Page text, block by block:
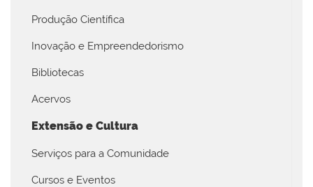
Produção Científica
Inovação e Empreendedorismo
Bibliotecas
Acervos
Extensão e Cultura
Serviços para a Comunidade
Cursos e Eventos